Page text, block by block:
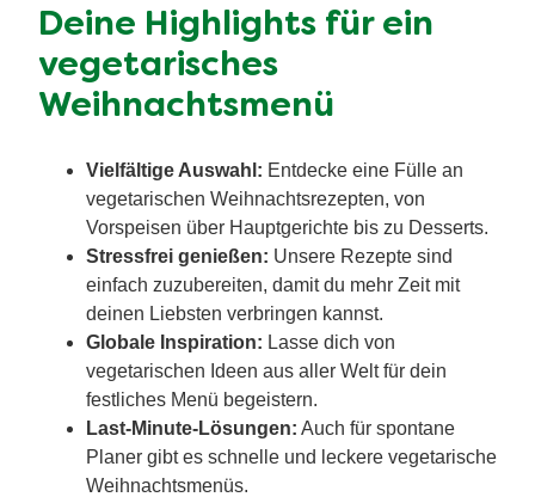
1
Deine Highlights für ein
vegetarisches
Weihnachtsmenü
Vielfältige Auswahl: Entdecke eine Fülle an
vegetarischen Weihnachtsrezepten, von
Vorspeisen über Hauptgerichte bis zu Desserts.
Stressfrei genießen: Unsere Rezepte sind
einfach zuzubereiten, damit du mehr Zeit mit
deinen Liebsten verbringen kannst.
Globale Inspiration: Lasse dich von
vegetarischen Ideen aus aller Welt für dein
festliches Menü begeistern.
Last-Minute-Lösungen: Auch für spontane
Planer gibt es schnelle und leckere vegetarische
Weihnachtsmenüs.